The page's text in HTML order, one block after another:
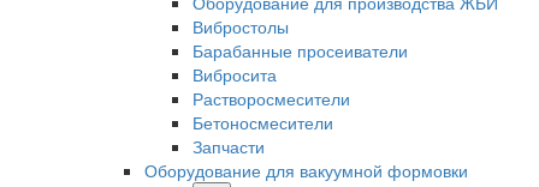
Вибростолы
Барабанные просеиватели
Вибросита
Растворосмесители
Бетоносмесители
Запчасти
Оборудование для вакуумной формовки